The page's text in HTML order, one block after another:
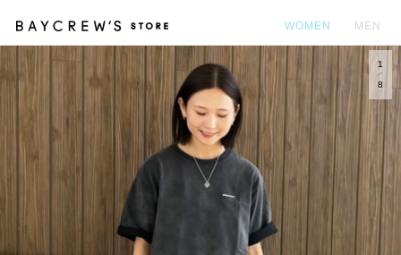
WOMEN MEN
1
8